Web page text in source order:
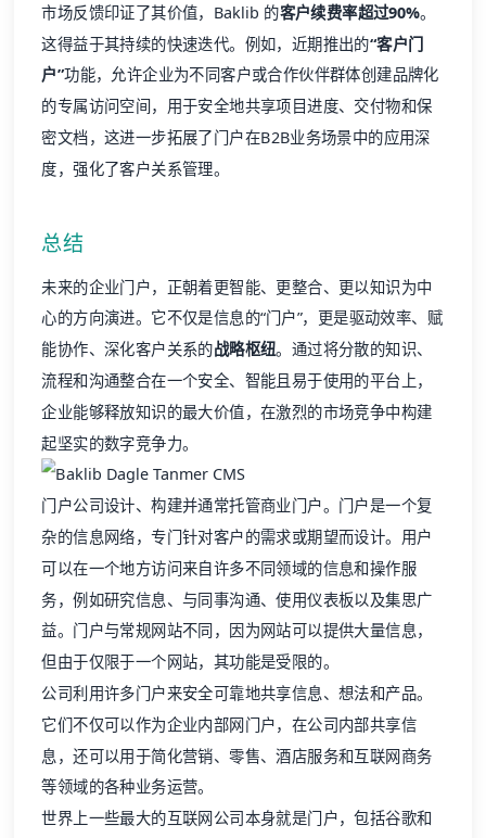
市场反馈印证了其价值，Baklib 的客户续费率超过90%。
这得益于其持续的快速迭代。例如，近期推出的“客户门
户”功能，允许企业为不同客户或合作伙伴群体创建品牌化
的专属访问空间，用于安全地共享项目进度、交付物和保
密文档，这进一步拓展了门户在B2B业务场景中的应用深
度，强化了客户关系管理。
总结
未来的企业门户，正朝着更智能、更整合、更以知识为中
心的方向演进。它不仅是信息的“门户”，更是驱动效率、赋
能协作、深化客户关系的战略枢纽。通过将分散的知识、
流程和沟通整合在一个安全、智能且易于使用的平台上，
企业能够释放知识的最大价值，在激烈的市场竞争中构建
起坚实的数字竞争力。
门户公司设计、构建并通常托管商业门户。门户是一个复
杂的信息网络，专门针对客户的需求或期望而设计。用户
可以在一个地方访问来自许多不同领域的信息和操作服
务，例如研究信息、与同事沟通、使用仪表板以及集思广
益。门户与常规网站不同，因为网站可以提供大量信息，
但由于仅限于一个网站，其功能是受限的。
公司利用许多门户来安全可靠地共享信息、想法和产品。
它们不仅可以作为企业内部网门户，在公司内部共享信
息，还可以用于简化营销、零售、酒店服务和互联网商务
等领域的各种业务运营。
世界上一些最大的互联网公司本身就是门户，包括谷歌和